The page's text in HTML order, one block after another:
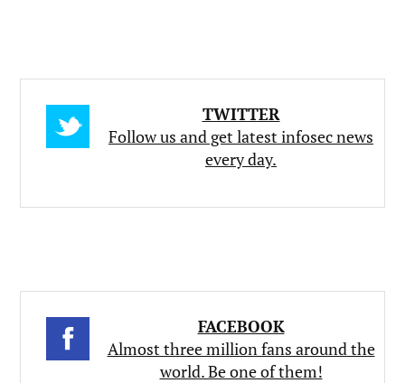
TWITTER
Follow us and get latest infosec news
every day.
FACEBOOK
Almost three million fans around the
world. Be one of them!